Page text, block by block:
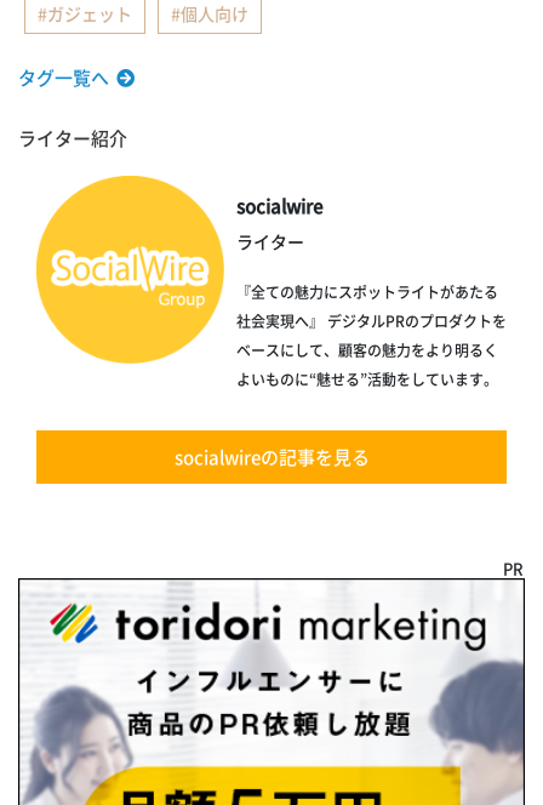
ガジェット 個人向け
タグ一覧へ
ライター紹介
socialwire
ライター
『全ての魅力にスポットライトがあたる
社会実現へ』 デジタルPRのプロダクトを
ベースにして、顧客の魅力をより明るく
よいものに“魅せる”活動をしています。
socialwireの記事を見る
PR